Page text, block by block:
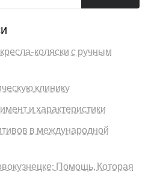
коляски с ручным
клинику
и характеристики
в международной
Помощь, Которая